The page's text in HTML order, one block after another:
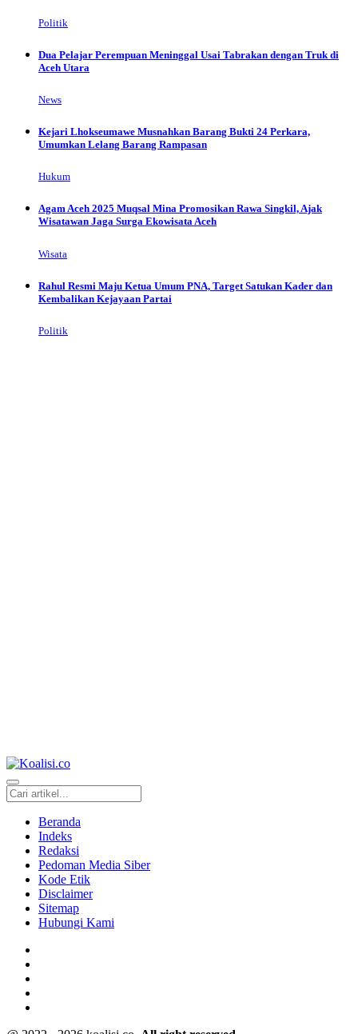
Politik
Dua Pelajar Perempuan Meninggal Usai Tabrakan dengan Truk di
Aceh Utara
News
Kejari Lhokseumawe Musnahkan Barang Bukti 24 Perkara,
Umumkan Lelang Barang Rampasan
Hukum
Agam Aceh 2025 Muqsal Mina Promosikan Rawa Singkil, Ajak
Wisatawan Jaga Surga Ekowisata Aceh
Wisata
Rahul Resmi Maju Ketua Umum PNA, Target Satukan Kader dan
Kembalikan Kejayaan Partai
Politik
Beranda
Indeks
Redaksi
Pedoman Media Siber
Kode Etik
Disclaimer
Sitemap
Hubungi Kami